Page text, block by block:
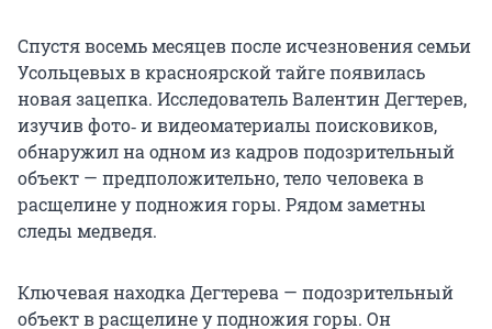
Спустя восемь месяцев после исчезновения семьи
Усольцевых в красноярской тайге появилась
новая зацепка. Исследователь Валентин Дегтерев,
изучив фото‑ и видеоматериалы поисковиков,
обнаружил на одном из кадров подозрительный
объект — предположительно, тело человека в
расщелине у подножия горы. Рядом заметны
следы медведя.
Ключевая находка Дегтерева — подозрительный
объект в расщелине у подножия горы. Он